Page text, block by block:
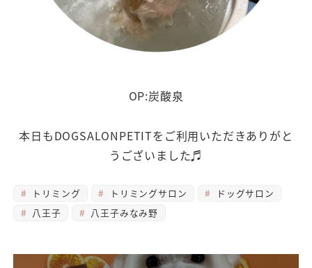
OP:炭酸泉
本日もDOGSALONPETITをご利用いただきありがと
うございました♬
トリミング トリミングサロン
ドッグサロン
八王子
八王子みなみ野